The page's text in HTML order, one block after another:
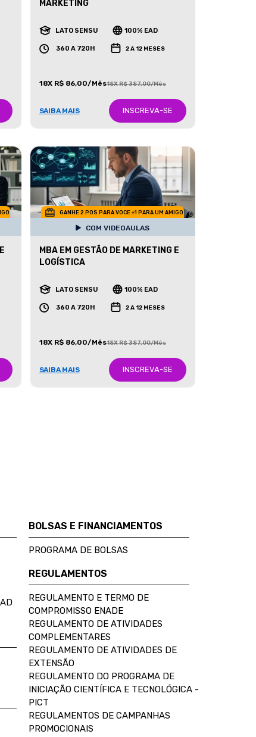
MARKETING
LATO SENSU 100% EAD
360 A 720H 2 A 12 MESES
18X R$ 86,00/Mês18X R$ 387,00/Mês
SAIBA MAIS INSCREVA-SE
GANHE 2 POS PARA VOCE +1 PARA UM AMIGO
COM VIDEOAULAS
MBA EM GESTÃO DE MARKETING E
LOGÍSTICA
LATO SENSU 100% EAD
360 A 720H 2 A 12 MESES
18X R$ 86,00/Mês18X R$ 387,00/Mês
SAIBA MAIS INSCREVA-SE
BOLSAS E FINANCIAMENTOS
PROGRAMA DE BOLSAS
REGULAMENTOS
REGULAMENTO E TERMO DE
COMPROMISSO ENADE
REGULAMENTO DE ATIVIDADES
COMPLEMENTARES
REGULAMENTO DE ATIVIDADES DE
EXTENSÃO
REGULAMENTO DO PROGRAMA DE
INICIAÇÃO CIENTÍFICA E TECNOLÓGICA -
PICT
REGULAMENTOS DE CAMPANHAS
PROMOCIONAIS